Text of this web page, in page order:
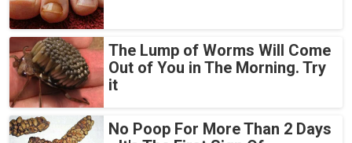
The Lump of Worms Will Come
Out of You in The Morning. Try
it
No Poop For More Than 2 Days